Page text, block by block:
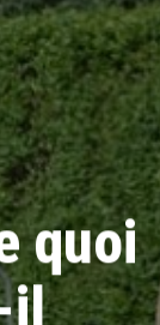
quoi
il